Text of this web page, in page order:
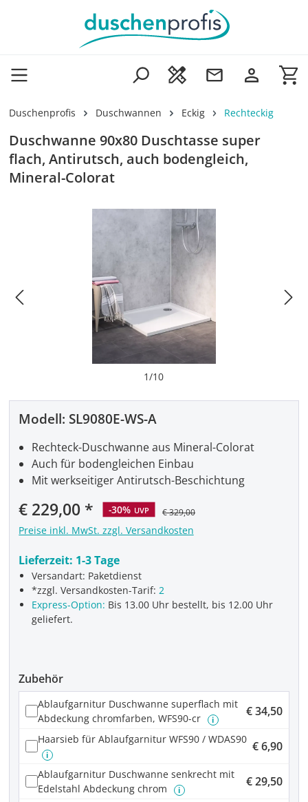
Zum Hauptinhalt springen
Duschenprofis Duschwannen Eckig Rechteckig
Duschwanne 90x80 Duschtasse super
flach, Antirutsch, auch bodengleich,
Mineral-Colorat
1/10
Modell: SL9080E-WS-A
Verkaufspreis:
€ 229,00 -30% UVP € 329,00
Preise inkl. MwSt. zzgl. Versandkosten
Lieferzeit: 1-3 Tage
Versandart: Paketdienst
*zzgl. Versandkosten-Tarif:2
Express-Option: Bis 13.00 Uhr bestellt, bis 12.00 Uhr
geliefert.
Rechteck-Duschwanne aus Mineral-Colorat
Auch für bodengleichen Einbau
Mit werkseitiger Antirutsch-Beschichtung
Zubehör
Ablaufgarnitur Duschwanne superflach mit
Abdeckung chromfarben, WFS90-cr
i
€ 34,50
Haarsieb für Ablaufgarnitur WFS90 / WDAS90
i
€ 6,90
Ablaufgarnitur Duschwanne senkrecht mit
Edelstahl Abdeckung chrom
i
€ 29,50